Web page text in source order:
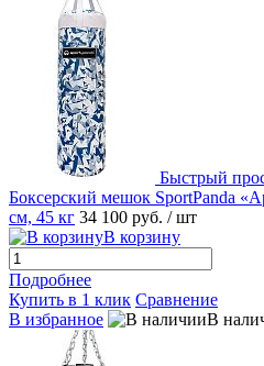
Быстрый
Боксерский мешок SportPanda
см, 45 кг 34 100 руб. / шт
В корзину
Подробнее
Купить в 1 клик Сравнение
В избранное
В